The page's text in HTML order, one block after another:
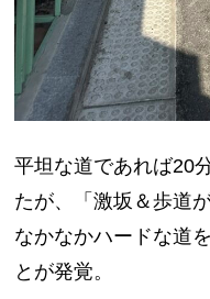
平坦な道であれば20
たが、「激坂＆歩道
なかなかハードな道
とが発覚。